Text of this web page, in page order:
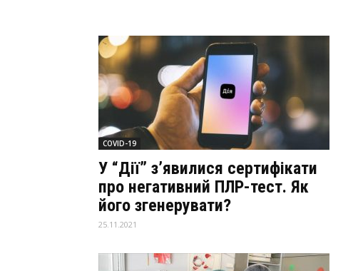
COVID-19
У “Дії” з’явилися сертифікати
про негативний ПЛР-тест. Як
його згенерувати?
25.11.2021